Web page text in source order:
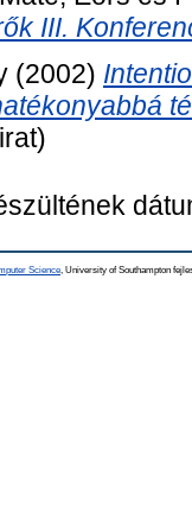
III.
(2002)
Science , University of Southampton